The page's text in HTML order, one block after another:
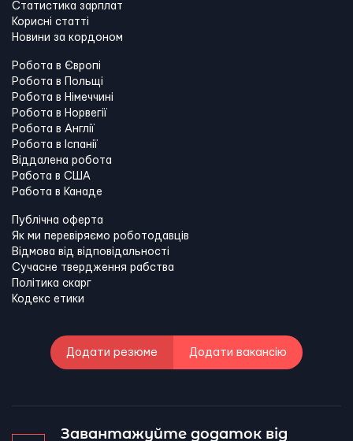
Статистика зарплат
Корисні статті
Новини за кордоном
Робота в Європі
Робота в Польщі
Робота в Німеччині
Робота в Норвегії
Робота в Англії
Робота в Іспанії
Віддалена робота
Работа в США
Работа в Канадe
Публічна оферта
Як ми перевіряємо роботодавців
Відмова від відповідальності
Сучасне твердження рабства
Політика скарг
Кодекс етики
Додати резюме Додати вакансію
Завантажуйте додаток від